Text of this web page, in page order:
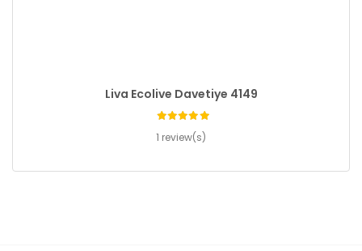
Liva Ecolive Davetiye 4149
1 review(s)